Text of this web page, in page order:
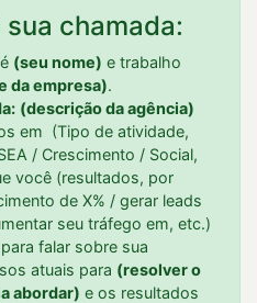
chamada:
(seu nome) e trabalho
da empresa).
(descrição da agência)
em (Tipo de atividade,
/ Crescimento / Social,
você (resultados, por
de X% / gerar leads
seu tráfego em, etc.)
falar sobre sua
atuais para (resolver o
abordar) e os resultados